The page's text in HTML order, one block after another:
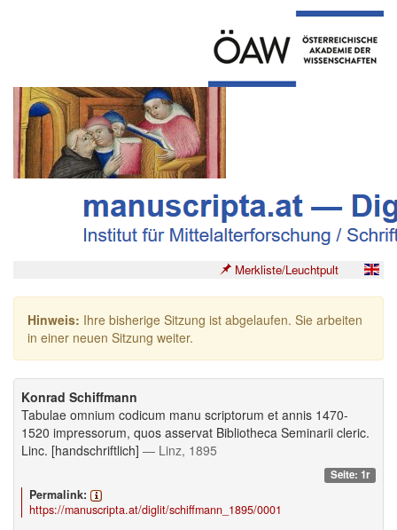
Merkliste/Leuchtpult
Hinweis: Ihre bisherige Sitzung ist abgelaufen. Sie arbeiten
in einer neuen Sitzung weiter.
Konrad Schiffmann
Tabulae omnium codicum manu scriptorum et annis 1470-
1520 impressorum, quos asservat Bibliotheca Seminarii cleric.
Linc. [handschriftlich] — Linz, 1895
Seite: 1r
Permalink:
https://manuscripta.at/diglit/schiffmann_1895/0001